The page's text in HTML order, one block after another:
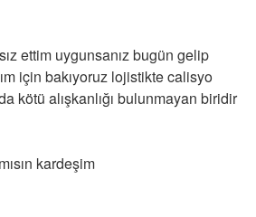
ettim uygunsanız bugün gelip
için bakıyoruz lojistikte calisyo
kötü alışkanlığı bulunmayan biridir
kardeşim